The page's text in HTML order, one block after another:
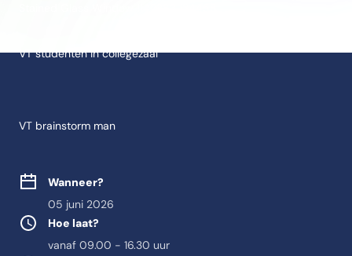
Wanneer?
05 juni 2026
Hoe laat?
vanaf 09.00 - 16.30 uur
VT studenten in collegezaal
VT brainstorm man